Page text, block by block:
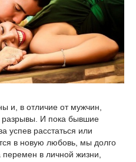
и, в отличие от мужчин,
разрывы. И пока бывшие
успев расстаться или
в новую любовь, мы долго
в личной жизни,